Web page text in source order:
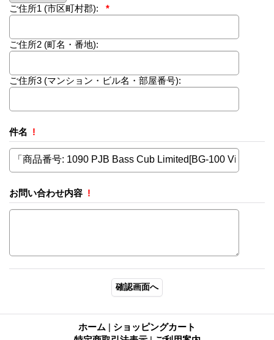
ご住所1 (市区町村郡): *
ご住所2 (町名・番地):
ご住所3 (マンション・ビル名・部屋番号):
件名 !
お問い合わせ内容 !
ホーム | ショッピングカート